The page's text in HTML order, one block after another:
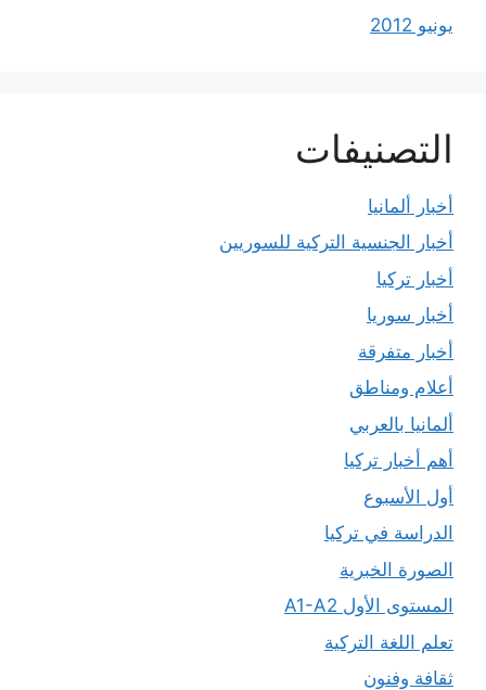
يونيو 2012
التصنيفات
أخبار ألمانيا
أخبار الجنسية التركية للسوريين
أخبار تركيا
أخبار سوريا
أخبار متفرقة
أعلام ومناطق
ألمانيا بالعربي
أهم أخبار تركيا
أول الأسبوع
الدراسة في تركيا
الصورة الخبرية
المستوى الأول A1-A2
تعلم اللغة التركية
ثقافة وفنون